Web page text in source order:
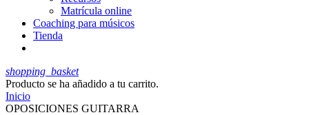
Matrícula online
Coaching para músicos
Tienda
shopping_basket
Producto se ha añadido a tu carrito.
Inicio
OPOSICIONES GUITARRA